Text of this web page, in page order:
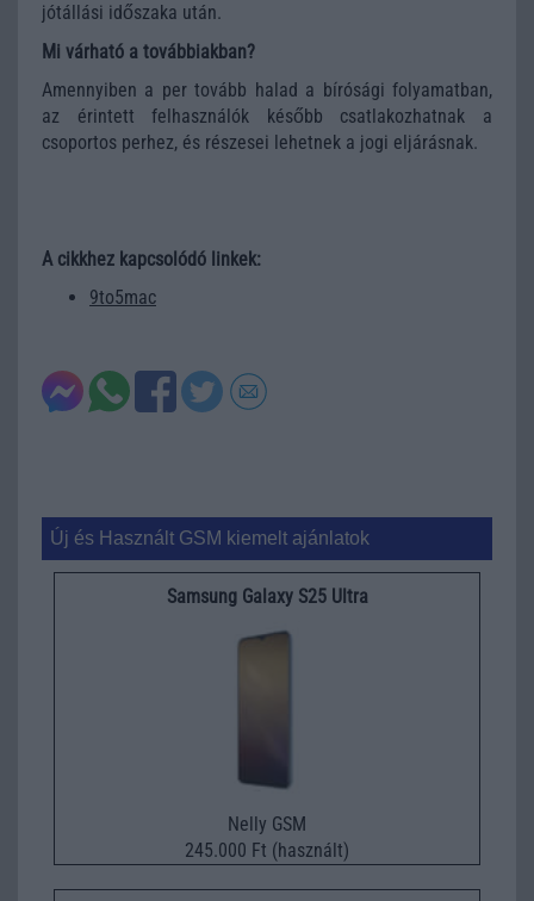
jótállási időszaka után.
Mi várható a továbbiakban?
Amennyiben a per tovább halad a bírósági folyamatban,
az érintett felhasználók később csatlakozhatnak a
csoportos perhez, és részesei lehetnek a jogi eljárásnak.
A cikkhez kapcsolódó linkek:
9to5mac
Új és Használt GSM kiemelt ajánlatok
Samsung Galaxy S25 Ultra
Nelly GSM
245.000 Ft (használt)